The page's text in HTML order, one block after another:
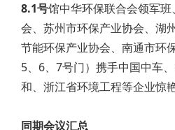
8.1号馆中华环保联合会领军
会、苏州市环保产业协会、湖
节能环保产业协会、南通市环
5、6、7号门）携手中国中车
和、浙江省环境工程等企业惊艳
同期会议汇总